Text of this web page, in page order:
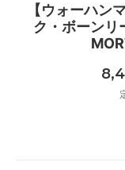
【ウォーハン
ク・ボーンリ